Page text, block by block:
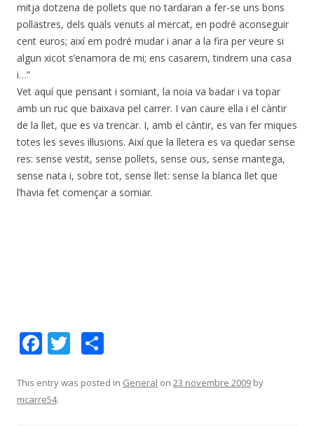
mitja dotzena de pollets que no tardaran a fer-se uns bons
pollastres, dels quals venuts al mercat, en podré aconseguir
cent euros; així em podré mudar i anar a la fira per veure si
algun xicot s’enamora de mi; ens casarem, tindrem una casa
i…”
Vet aquí que pensant i somiant, la noia va badar i va topar
amb un ruc que baixava pel carrer. I van caure ella i el càntir
de la llet, que es va trencar. I, amb el càntir, es van fer miques
totes les seves il·lusions. Així que la lletera es va quedar sense
res: sense vestit, sense pollets, sense ous, sense mantega,
sense nata i, sobre tot, sense llet: sense la blanca llet que
l’havia fet començar a somiar.
F
e
b
T
itt m
This entry was posted in General on 23 novembre 2009 by
mcarre54.